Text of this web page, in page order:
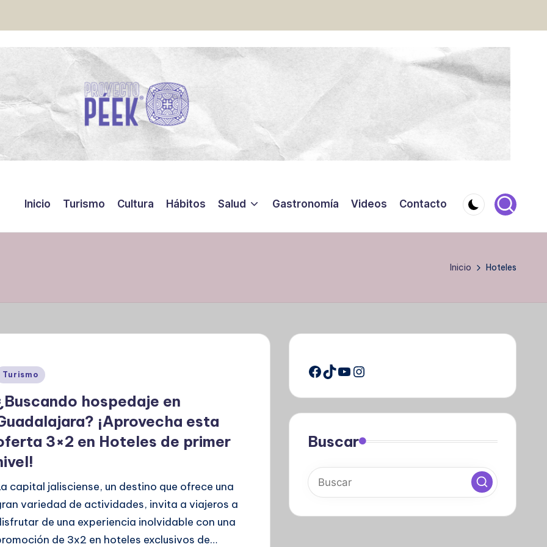
Inicio Turismo Cultura Hábitos Salud Gastronomía Videos Contacto
Inicio Hoteles
Turismo
hospedaje en
¡Aprovecha esta
3×2 en Hoteles de primer
capital jalisciense, un destino que ofrece una
variedad de actividades, invita a viajeros a
de una experiencia inolvidable con una
de 3x2 en hoteles exclusivos de…
Facebook
TikTok
YouTube
Instagram
Buscar